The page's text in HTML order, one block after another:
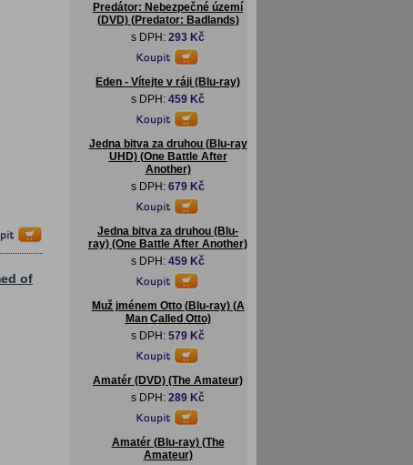
of
Predátor: Nebezpečné území
(DVD) (Predator: Badlands)
s DPH: 293 Kč
Eden - Vítejte v ráji (Blu-ray)
s DPH: 459 Kč
Jedna bitva za druhou (Blu-ray
UHD) (One Battle After
Another)
s DPH: 679 Kč
Jedna bitva za druhou (Blu-
ray) (One Battle After Another)
s DPH: 459 Kč
Muž jménem Otto (Blu-ray) (A
Man Called Otto)
s DPH: 579 Kč
Amatér (DVD) (The Amateur)
s DPH: 289 Kč
Amatér (Blu-ray) (The
Amateur)